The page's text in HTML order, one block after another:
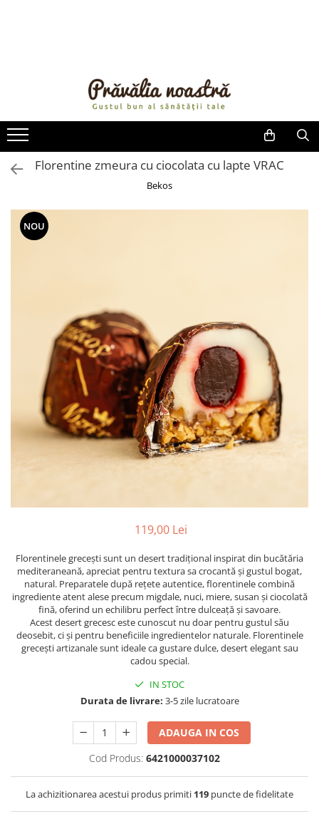
ULEIURI ȘI UNTURI
MĂSLINE
NUCI ȘI SEMINȚE
FRUCTE DESHIDRATATE
FRUCTE LA CONSERVĂ
OȚETURI ȘI SOSURI
CREME ȘI PASTE TARTINABILE
CONDIMENTE
CEAIURI GRECEȘTI
CIOCOLATĂ ȘI CACAO
HEALTHY SNACKS
SUPERALIMENTE
LACTATE
REMEDII NATURISTE
TOATE PRODUSELE
Florentine zmeura cu ciocolata cu lapte VRAC
Bekos
NOU
119,00 Lei
Florentinele grecești sunt un desert tradițional inspirat din bucătăria
mediteraneană, apreciat pentru textura sa crocantă și gustul bogat,
natural. Preparatele după rețete autentice, florentinele combină
ingrediente atent alese precum migdale, nuci, miere, susan și ciocolată
fină, oferind un echilibru perfect între dulceață și savoare.
Acest desert grecesc este cunoscut nu doar pentru gustul său
deosebit, ci și pentru beneficiile ingredientelor naturale. Florentinele
grecești artizanale sunt ideale ca gustare dulce, desert elegant sau
cadou special.
IN STOC
Durata de livrare: 3-5 zile lucratoare
ADAUGA IN COS
Cod Produs: 6421000037102
La achizitionarea acestui produs primiti 119 puncte de fidelitate